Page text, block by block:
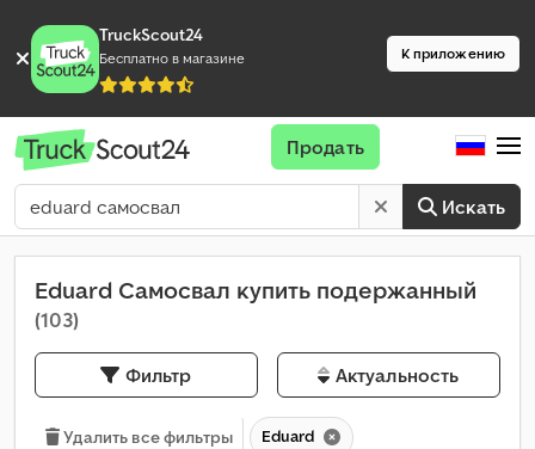
TruckScout24
Бесплатно в магазине К приложению
Искать
Продать
Eduard Самосвал купить подержанный
(103)
Фильтр Актуальность
Удалить все фильтры Eduard